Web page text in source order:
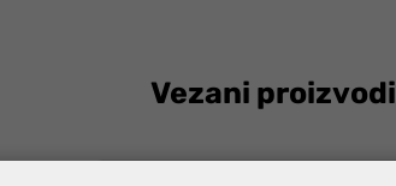
Vezani proizvodi